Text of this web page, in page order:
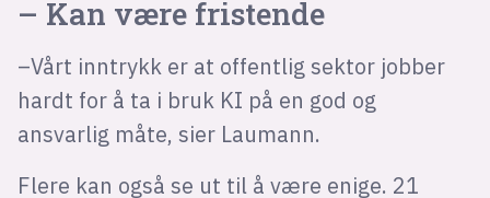
– Kan være fristende
–Vårt inntrykk er at offentlig sektor jobber
hardt for å ta i bruk KI på en god og
ansvarlig måte, sier Laumann.
Flere kan også se ut til å være enige. 21